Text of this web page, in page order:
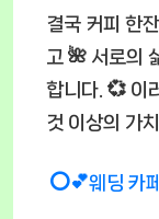
결국 커피 한
고 🌺 서로의
합니다. 💞 이
것 이상의 가
⭕💕웨딩 카